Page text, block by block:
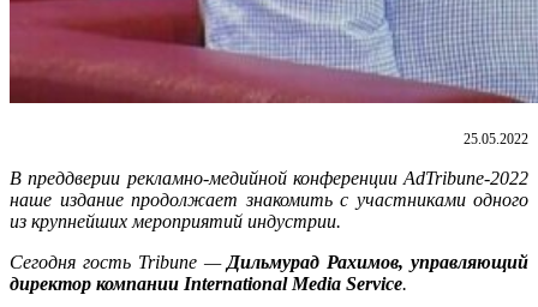
25.05.2022
В преддверии рекламно-медийной конференции AdTribune-2022
наше издание продолжает знакомить с участниками одного
из крупнейших мероприятий индустрии.
Сегодня гость Tribune— Дильмурад Рахимов, управляющий
директор компании International Media Service.